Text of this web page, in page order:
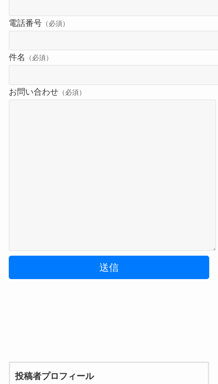
電話番号（必須）
件名 （必須）
お問い合わせ（必須）
投稿者プロフィール